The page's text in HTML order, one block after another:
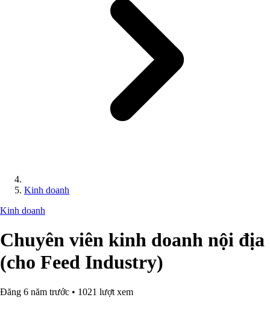
Kinh doanh
Kinh doanh
Chuyên viên kinh doanh nội địa
(cho Feed Industry)
Đăng 6 năm trước • 1021 lượt xem